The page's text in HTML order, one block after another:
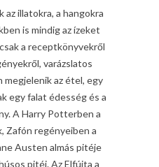
az illatokra, a hangokra
is mindig az ízeket
a receptkönyvekről
varázslatos
az étel, egy
egy falat édesség és a
A Harry Potterben a
Zafón regényeiben a
Austen almás pitéje
pitéi. Az Elfújta a